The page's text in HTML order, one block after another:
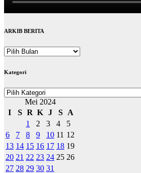
ARKIB BERITA
ARKIB
Kategori
Kategori
Mei 2024
I
S R K J S
A
1
2 3 4
5
6
7 8 9 10 11 12
13 14 15 16 17 18 19
20 21 22 23 24 25 26
27 28 29 30 31